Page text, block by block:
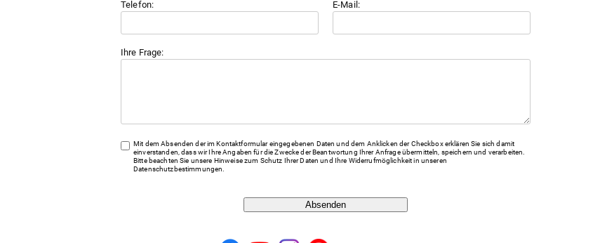
Telefon: E-Mail:
Ihre Frage:
Mit dem Absenden der im Kontaktformular eingegebenen Daten und dem Anklicken der Checkbox erklären Sie sich damit
einverstanden, dass wir Ihre Angaben für die Zwecke der Beantwortung Ihrer Anfrage übermitteln, speichern und verarbeiten.
Bitte beachten Sie unsere Hinweise zum Schutz Ihrer Daten und Ihre Widerrufmöglichkeit in unseren
Datenschutzbestimmungen
Absenden